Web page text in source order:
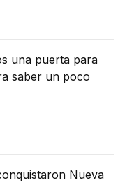
una puerta para
saber un poco
Nueva